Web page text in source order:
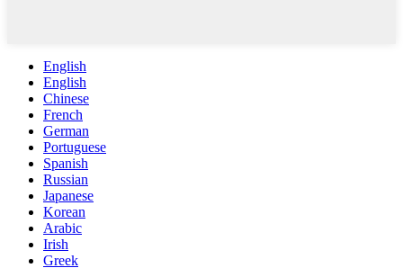
English
English
Chinese
French
German
Portuguese
Spanish
Russian
Japanese
Korean
Arabic
Irish
Greek